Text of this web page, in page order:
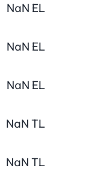
NaN EL
NaN EL
NaN EL
NaN TL
NaN TL